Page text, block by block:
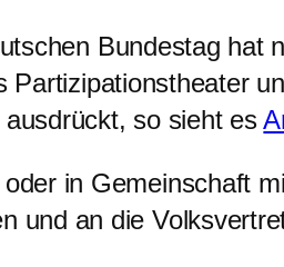
Bundestag hat
Partizipationstheater
ausdrückt, so sieht es
in Gemeinschaft
und an die